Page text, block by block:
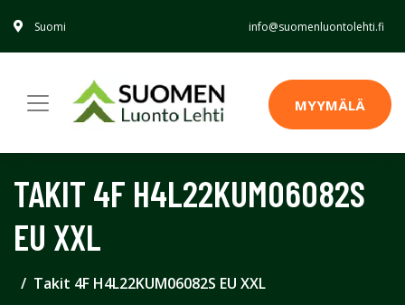
Suomi info@suomenluontolehti.fi
MYYMÄLÄ
TAKIT 4F H4L22KUM06082S
EU XXL
Takit 4F H4L22KUM06082S EU XXL